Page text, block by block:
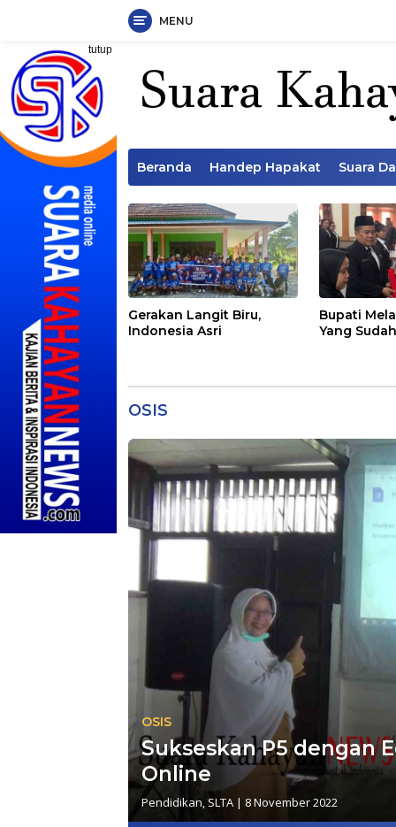
Langsung
konten
MENU
tutup
Beranda Handep Hapakat Suara
Gerakan Langit Biru,
Indonesia Asri
Bupati
Yang
OSIS
OSIS
Sukseskan P5 dengan
Online
Pendidikan,SLTA | 8 November 2022